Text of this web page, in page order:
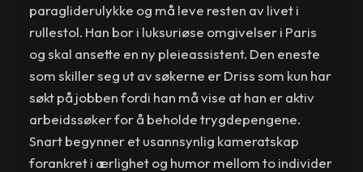
paragliderulykke og må leve resten av livet i
rullestol. Han bor i luksuriøse omgivelser i Paris
og skal ansette en ny pleieassistent. Den eneste
som skiller seg ut av søkerne er Driss som kun har
søkt på jobben fordi han må vise at han er aktiv
arbeidssøker for å beholde trygdepengene.
Snart begynner et usannsynlig kameratskap
forankret i ærlighet og humor mellom to individer